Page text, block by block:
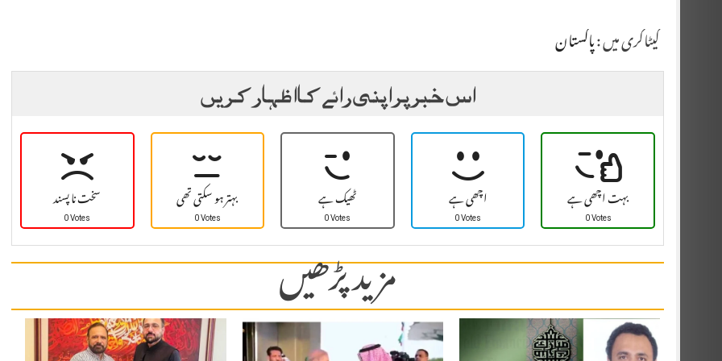
کیٹاگری میں :پاکستان
اس خبر پر اپنی رائے کا اظہار کریں
سخت نا پسند
0 Votes بہتر ہو سکتی تھی
0 Votes ٹھیک ہے
0 Votes اچھی ہے
0 Votes بہت اچھی ہے
0 Votes
مزید پڑھیں